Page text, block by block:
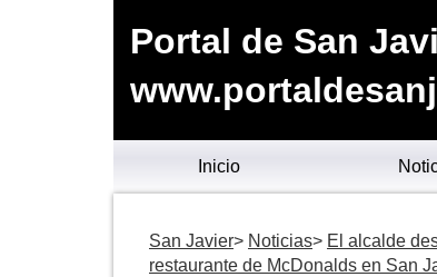
Portal de San
Inicio
San Javier Noticias
El alcalde
restaurante de McDonalds en San